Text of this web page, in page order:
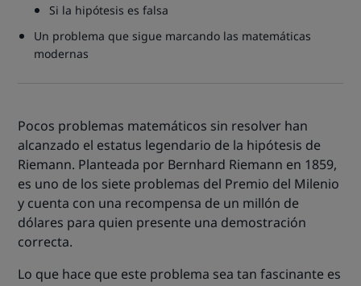
Si la hipótesis es falsa
Un problema que sigue marcando las matemáticas
modernas
Pocos problemas matemáticos sin resolver han
alcanzado el estatus legendario de la hipótesis de
Riemann. Planteada por Bernhard Riemann en 1859,
es uno de los siete problemas del Premio del Milenio
y cuenta con una recompensa de un millón de
dólares para quien presente una demostración
correcta.
Lo que hace que este problema sea tan fascinante es